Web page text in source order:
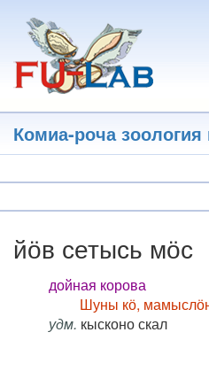
основному
содержанию
Комиа-роча
йӧв сетысь мӧс
дойная корова
Шуны кӧ, мамыслӧн
удм. кысконо скал